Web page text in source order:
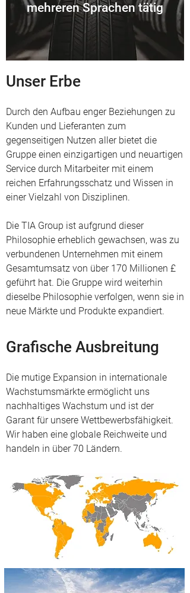
mehreren Sprachen tätig
Unser Erbe
Durch den Aufbau enger Beziehungen zu
Kunden und Lieferanten zum
gegenseitigen Nutzen aller bietet die
Gruppe einen einzigartigen und neuartigen
Service durch Mitarbeiter mit einem
reichen Erfahrungsschatz und Wissen in
einer Vielzahl von Disziplinen.
Die TIA Group ist aufgrund dieser
Philosophie erheblich gewachsen, was zu
verbundenen Unternehmen mit einem
Gesamtumsatz von über 170 Millionen £
geführt hat. Die Gruppe wird weiterhin
dieselbe Philosophie verfolgen, wenn sie in
neue Märkte und Produkte expandiert.
Grafische Ausbreitung
Die mutige Expansion in internationale
Wachstumsmärkte ermöglicht uns
nachhaltiges Wachstum und ist der
Garant für unsere Wettbewerbsfähigkeit.
Wir haben eine globale Reichweite und
handeln in über 70 Ländern.